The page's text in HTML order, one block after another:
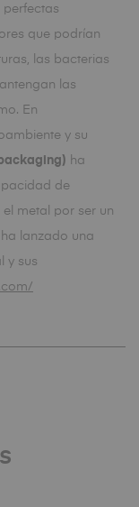
perfectas
que podrían
las bacterias
las
En
y su
ha
de
metal por ser un
lanzado una
y sus